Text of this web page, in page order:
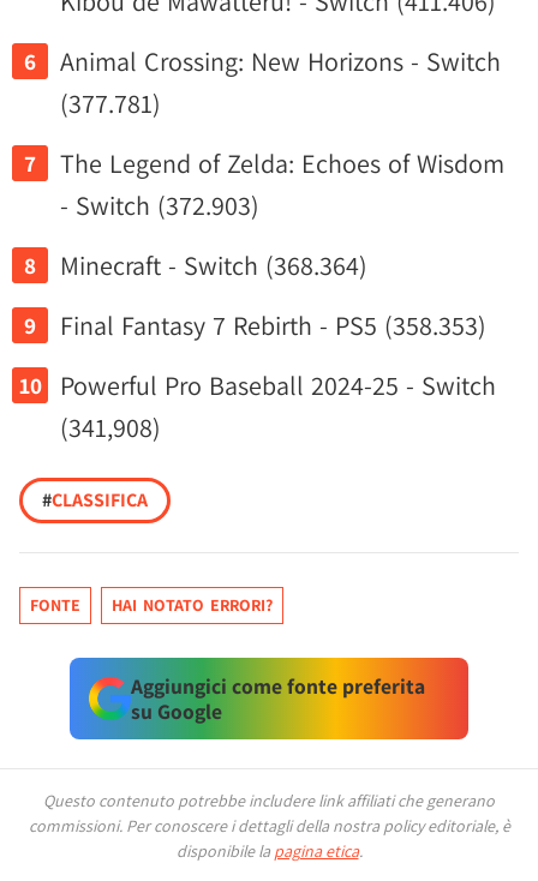
Animal Crossing: New Horizons - Switch
(377.781)
The Legend of Zelda: Echoes of Wisdom
- Switch (372.903)
Minecraft - Switch (368.364)
Final Fantasy 7 Rebirth - PS5 (358.353)
Powerful Pro Baseball 2024-25 - Switch
(341,908)
#CLASSIFICA
FONTE HAI NOTATO ERRORI?
Aggiungici come fonte preferita
su Google
Questo contenuto potrebbe includere link affiliati che generano
commissioni. Per conoscere i dettagli della nostra policy editoriale, è
disponibile la pagina etica.